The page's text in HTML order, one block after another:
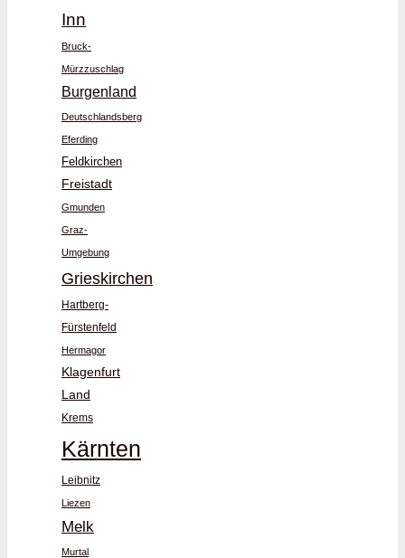
Inn
Bruck-
Mürzzuschlag
Burgenland
Deutschlandsberg
Eferding
Feldkirchen
Freistadt
Gmunden
Graz-
Umgebung
Grieskirchen
Hartberg-
Fürstenfeld
Hermagor
Klagenfurt
Land
Krems
Kärnten
Leibnitz
Liezen
Melk
Murtal